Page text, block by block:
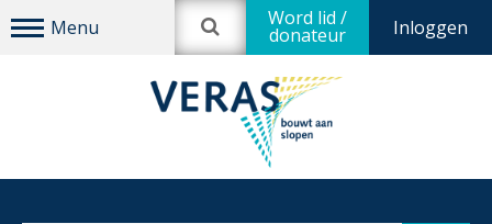
Inloggen
Word lid /
donateur